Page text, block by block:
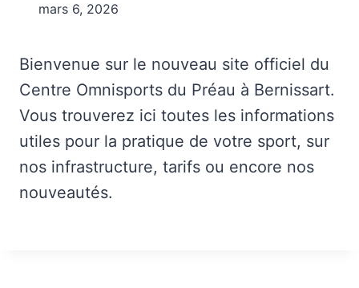
mars 6, 2026
Bienvenue sur le nouveau site officiel du
Centre Omnisports du Préau à Bernissart.
Vous trouverez ici toutes les informations
utiles pour la pratique de votre sport, sur
nos infrastructure, tarifs ou encore nos
nouveautés.